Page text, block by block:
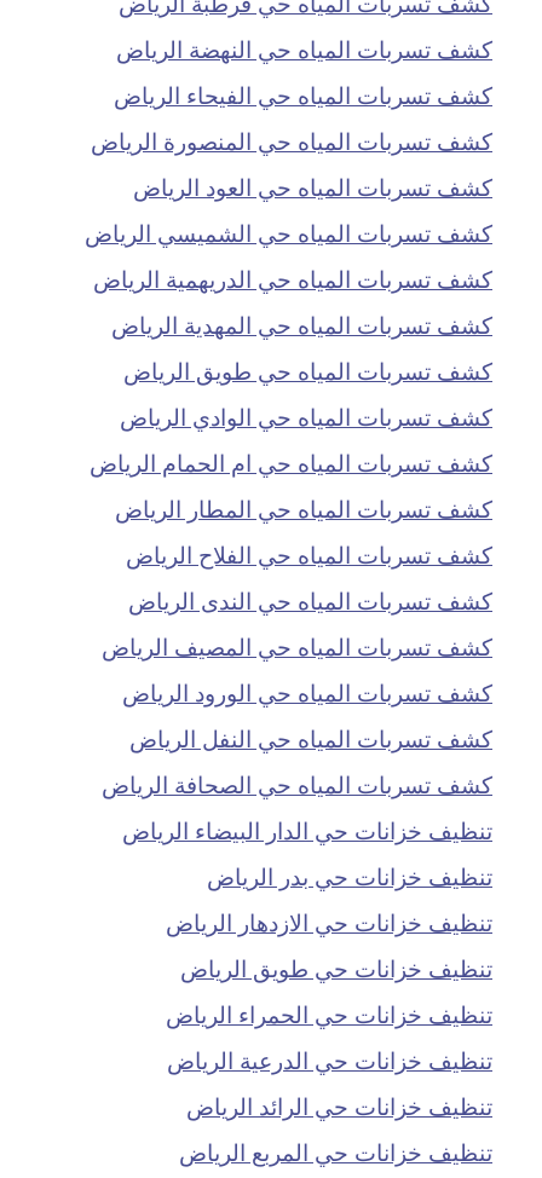
كشف تسربات المياه حي النهضة الرياض
كشف تسربات المياه حي الفيحاء الرياض
كشف تسربات المياه حي المنصورة الرياض
كشف تسربات المياه حي العود الرياض
كشف تسربات المياه حي الشميسي الرياض
كشف تسربات المياه حي الدريهمية الرياض
كشف تسربات المياه حي المهدية الرياض
كشف تسربات المياه حي طويق الرياض
كشف تسربات المياه حي الوادي الرياض
كشف تسربات المياه حي ام الحمام الرياض
كشف تسربات المياه حي المطار الرياض
كشف تسربات المياه حي الفلاح الرياض
كشف تسربات المياه حي الندى الرياض
كشف تسربات المياه حي المصيف الرياض
كشف تسربات المياه حي الورود الرياض
كشف تسربات المياه حي النفل الرياض
كشف تسربات المياه حي الصحافة الرياض
تنظيف خزانات حي الدار البيضاء الرياض
تنظيف خزانات حي بدر الرياض
تنظيف خزانات حي الازدهار الرياض
تنظيف خزانات حي طويق الرياض
تنظيف خزانات حي الحمراء الرياض
تنظيف خزانات حي الدرعية الرياض
تنظيف خزانات حي الرائد الرياض
تنظيف خزانات حي المربع الرياض